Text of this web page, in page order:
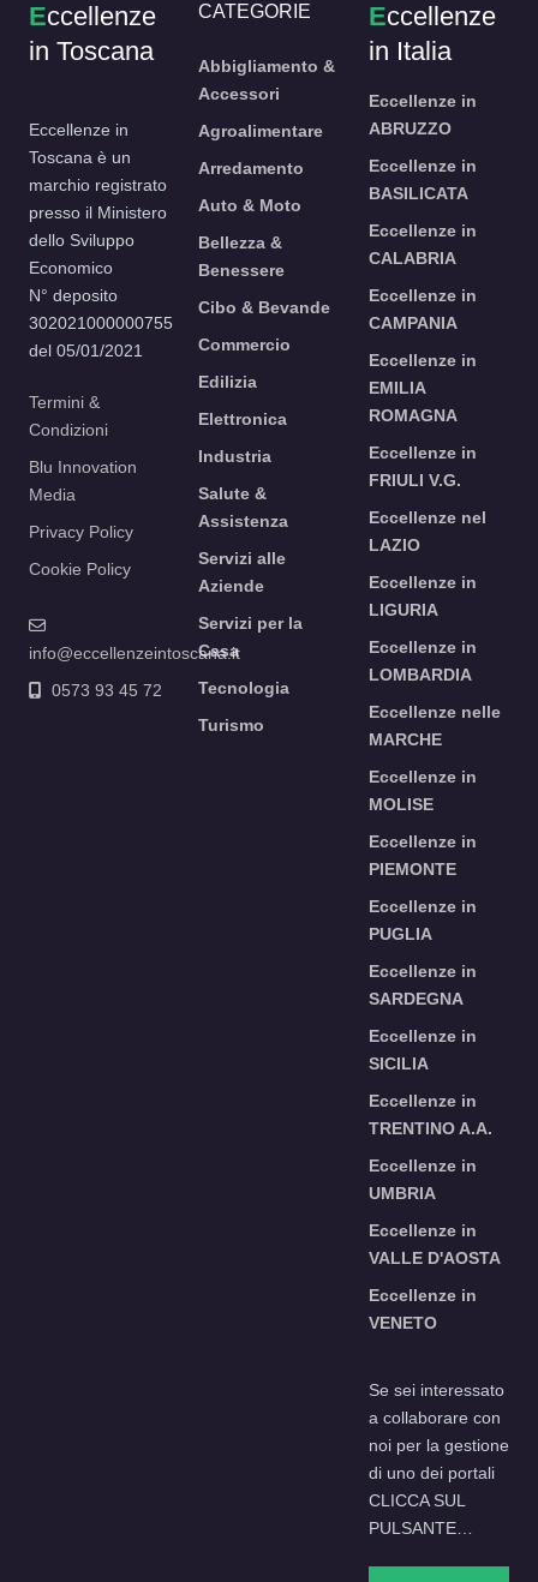
Eccellenze
in Toscana
Eccellenze in
Toscana è un
marchio registrato
presso il Ministero
dello Sviluppo
Economico
N° deposito
302021000000755
del 05/01/2021
Termini &
Condizioni
Blu Innovation
Media
Privacy Policy
Cookie Policy
info@eccellenzeintoscana.it
0573 93 45 72
CATEGORIE
Abbigliamento &
Accessori
Agroalimentare
Arredamento
Auto & Moto
Bellezza &
Benessere
Cibo & Bevande
Commercio
Edilizia
Elettronica
Industria
Salute &
Assistenza
Servizi alle
Aziende
Servizi per la
Casa
Tecnologia
Turismo
Eccellenze
in Italia
Eccellenze in
ABRUZZO
Eccellenze in
BASILICATA
Eccellenze in
CALABRIA
Eccellenze in
CAMPANIA
Eccellenze in
EMILIA
ROMAGNA
Eccellenze in
FRIULI V.G.
Eccellenze nel
LAZIO
Eccellenze in
LIGURIA
Eccellenze in
LOMBARDIA
Eccellenze nelle
MARCHE
Eccellenze in
MOLISE
Eccellenze in
PIEMONTE
Eccellenze in
PUGLIA
Eccellenze in
SARDEGNA
Eccellenze in
SICILIA
Eccellenze in
TRENTINO A.A.
Eccellenze in
UMBRIA
Eccellenze in
VALLE D'AOSTA
Eccellenze in
VENETO
Se sei interessato
a collaborare con
noi per la gestione
di uno dei portali
CLICCA SUL
PULSANTE…